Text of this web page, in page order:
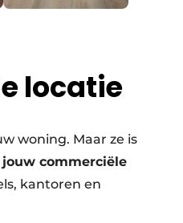
locatie
woning. Maar ze is
commerciële
kantoren en